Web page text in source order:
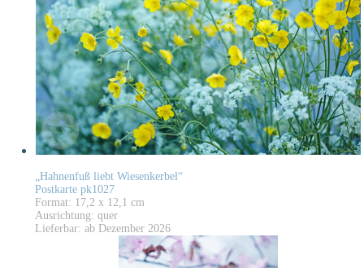
„Hahnenfuß liebt Wiesenkerbel“
Postkarte pk1027
Format: 17,2 x 12,1 cm
Ausrichtung: quer
Lieferbar: ab Dezember 2026